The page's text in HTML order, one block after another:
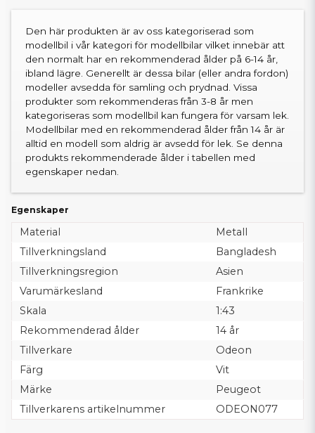
Den här produkten är av oss kategoriserad som
modellbil i vår kategori för modellbilar vilket innebär att
den normalt har en rekommenderad ålder på 6-14 år,
ibland lägre. Generellt är dessa bilar (eller andra fordon)
modeller avsedda för samling och prydnad. Vissa
produkter som rekommenderas från 3-8 år men
kategoriseras som modellbil kan fungera för varsam lek.
Modellbilar med en rekommenderad ålder från 14 år är
alltid en modell som aldrig är avsedd för lek. Se denna
produkts rekommenderade ålder i tabellen med
egenskaper nedan.
Egenskaper
Material
Metall
Tillverkningsland
Bangladesh
Tillverkningsregion
Asien
Varumärkesland
Frankrike
Skala
1:43
Rekommenderad ålder
14 år
Tillverkare
Odeon
Färg
Vit
Märke
Peugeot
Tillverkarens artikelnummer
ODEON077